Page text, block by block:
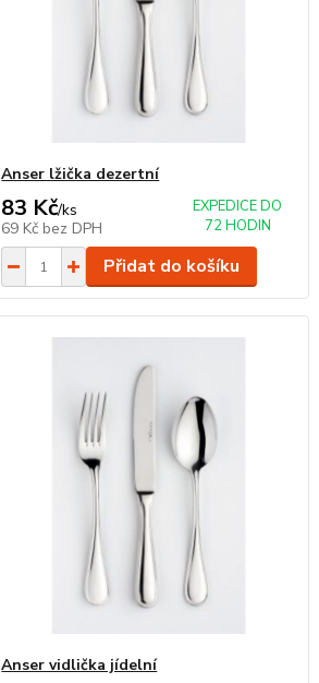
Anser lžička dezertní
83 Kč/ks
69 Kč bez DPH
EXPEDICE DO
72 HODIN
Přidat do košíku
Anser vidlička jídelní